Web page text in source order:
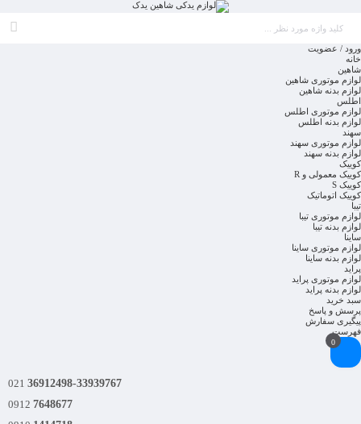
ورود / عضویت
خانه
شاهین
لوازم موتوری شاهین
لوازم بدنه شاهین
اطلس
لوازم موتوری اطلس
لوازم بدنه اطلس
سهند
لوازم موتوری سهند
لوازم بدنه سهند
کوییک
کوییک معمولی و R
کوییک S
کوییک اتوماتیک
تیبا
لوازم موتوری تیبا
لوازم بدنه تیبا
ساینا
لوازم موتوری ساینا
لوازم بدنه ساینا
پراید
لوازم موتوری پراید
لوازم بدنه پراید
سبد خرید
پرسش و پاسخ
پیگیری سفارش
فهرست
0
36912498-33939767
021
7648677
0912